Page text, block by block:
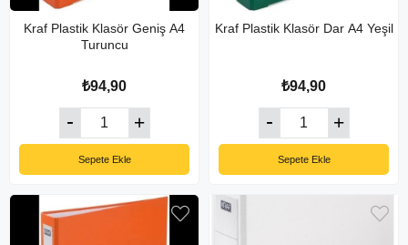
Kraf Plastik Klasör Geniş A4
Turuncu
₺94,90
Sepete Ekle
Kraf Plastik Klasör Dar A4 Yeşil
₺94,90
Sepete Ekle